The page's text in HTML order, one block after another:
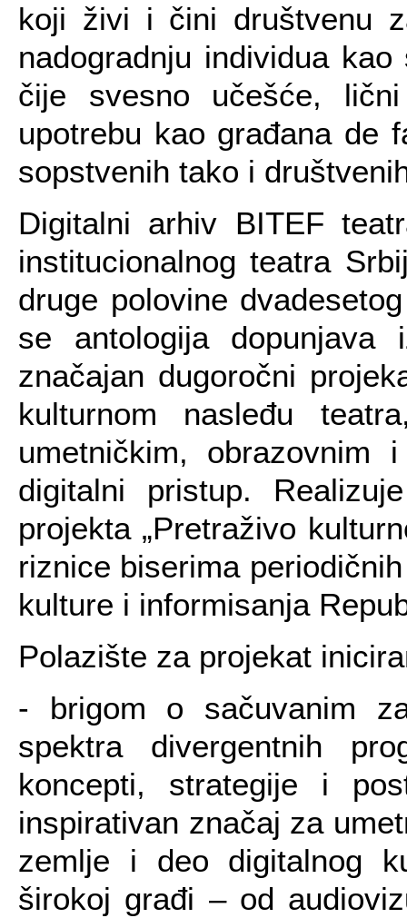
koji živi i čini društvenu
nadogradnju individua
čije svesno učešće,
upotrebu kao građana de
sopstvenih tako i
Digitalni arhiv BITEF
institucionalnog teatra
druge polovine
se antologija
značajan dugoročni
kulturnom nasleđu
umetničkim, obrazovnim
digitalni pristup.
projekta „Pretraživo
riznice biserima
kulture i informisanja
Polazište za projekat
- brigom o sačuvanim
spektra divergentnih
koncepti, strategije i
inspirativan značaj za
zemlje i deo digitalnog
širokoj građi – od